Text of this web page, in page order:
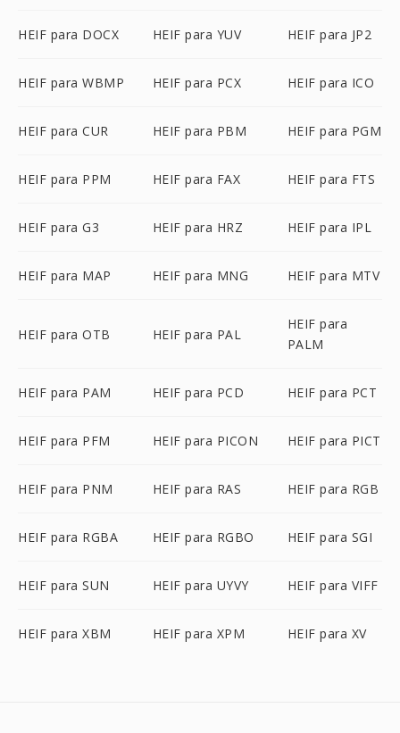
HEIF para DOCX HEIF para YUV HEIF para JP2
HEIF para WBMP HEIF para PCX HEIF para ICO
HEIF para CUR HEIF para PBM HEIF para PGM
HEIF para PPM HEIF para FAX HEIF para FTS
HEIF para G3 HEIF para HRZ HEIF para IPL
HEIF para MAP HEIF para MNG HEIF para MTV
HEIF para OTB HEIF para PAL
HEIF para
PALM
HEIF para PAM HEIF para PCD HEIF para PCT
HEIF para PFM HEIF para PICON HEIF para PICT
HEIF para PNM HEIF para RAS HEIF para RGB
HEIF para RGBA HEIF para RGBO HEIF para SGI
HEIF para SUN HEIF para UYVY HEIF para VIFF
HEIF para XBM HEIF para XPM HEIF para XV